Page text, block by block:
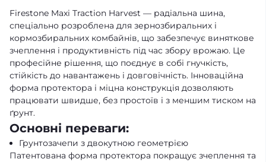
Firestone Maxi Traction Harvest — радіальна шина,
спеціально розроблена для зернозбиральних і
кормозбиральних комбайнів, що забезпечує виняткове
зчеплення і продуктивність під час збору врожаю. Це
професійне рішення, що поєднує в собі гнучкість,
стійкість до навантажень і довговічність. Інноваційна
форма протектора і міцна конструкція дозволяють
працювати швидше, без простоїв і з меншим тиском на
ґрунт.
Основні переваги:
Грунтозачепи з двокутною геометрією
Патентована форма протектора покращує зчеплення та